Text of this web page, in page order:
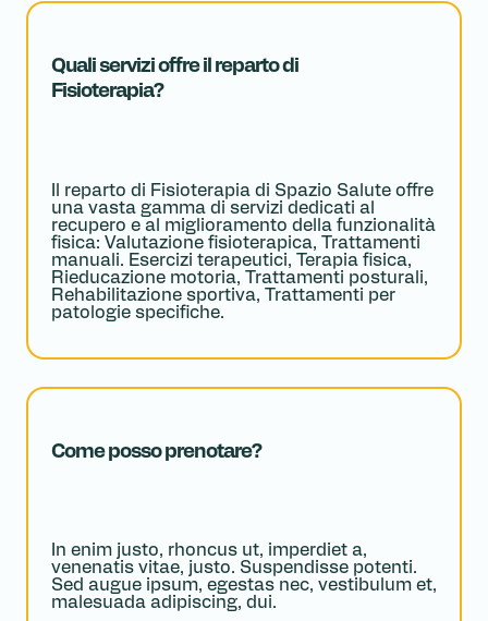
Quali servizi offre il reparto di
Fisioterapia?
Il reparto di Fisioterapia di Spazio Salute offre
una vasta gamma di servizi dedicati al
recupero e al miglioramento della funzionalità
fisica: Valutazione fisioterapica, Trattamenti
manuali. Esercizi terapeutici, Terapia fisica,
Rieducazione motoria, Trattamenti posturali,
Rehabilitazione sportiva, Trattamenti per
patologie specifiche.
Come posso prenotare?
In enim justo, rhoncus ut, imperdiet a,
venenatis vitae, justo. Suspendisse potenti.
Sed augue ipsum, egestas nec, vestibulum et,
malesuada adipiscing, dui.